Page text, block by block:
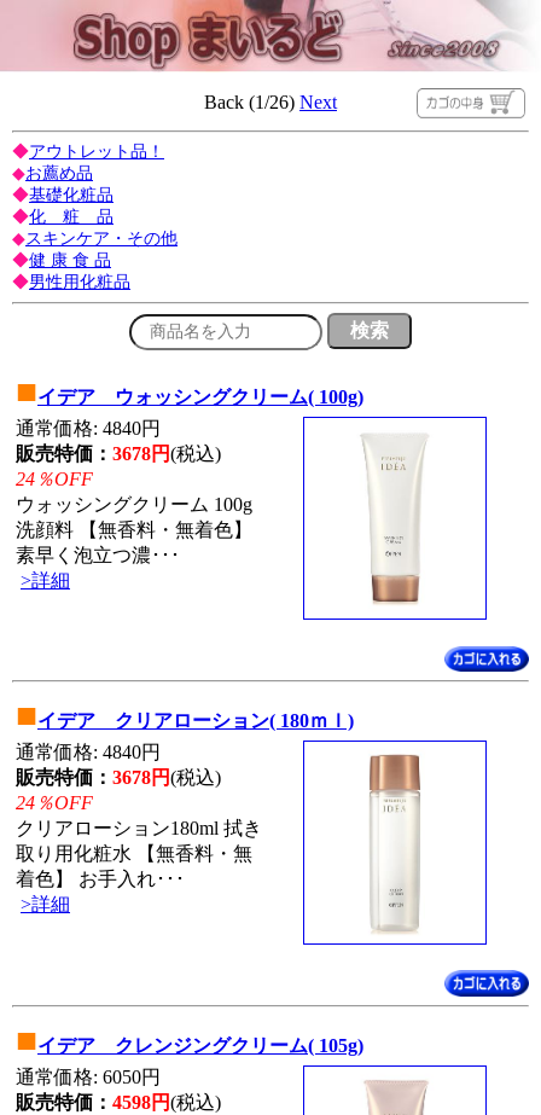
Back (1/26) Next
◆アウトレット品！
◆お薦め品
◆基礎化粧品
◆化 粧 品
◆スキンケア・その他
◆健 康 食 品
◆男性用化粧品
■イデア ウォッシングクリーム( 100g)
通常価格: 4840円
販売特価： 3678円(税込)
24％OFF
ウォッシングクリーム 100g
洗顔料 【無香料・無着色】
素早く泡立つ濃･･･
>詳細
■イデア クリアローション( 180ｍｌ)
通常価格: 4840円
販売特価： 3678円(税込)
24％OFF
クリアローション180ml 拭き
取り用化粧水 【無香料・無
着色】 お手入れ･･･
>詳細
■イデア クレンジングクリーム( 105g)
通常価格: 6050円
販売特価： 4598円(税込)